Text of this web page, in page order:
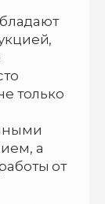
только
а
от